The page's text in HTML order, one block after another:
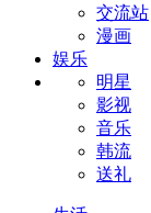
交流站
漫画
娱乐
明星
影视
音乐
韩流
送礼